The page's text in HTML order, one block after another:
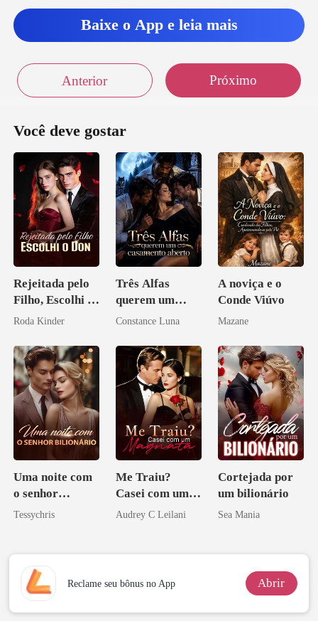
Baixe o App e leia mais
Anterior Próximo
Você deve gostar
Rejeitada pelo
Filho, Escolhi o
Don
Roda Kinder
Três Alfas
querem um
casamento
Constance Luna
A noviça e o
Conde Viúvo
Mazane
Uma noite com
o senhor
Bilionário
Tessychris
Me Traiu?
Casei com um
Magnata
Audrey C Leilani
Cortejada por
um bilionário
Sea Mania
Reclame seu bônus no App Abrir